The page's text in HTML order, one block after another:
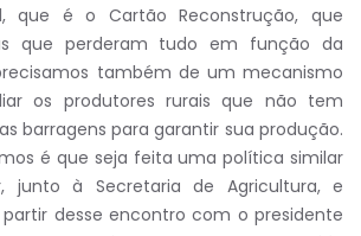
que é o Cartão Reconstrução, que
que perderam tudo em função da
também de um mecanismo
os produtores rurais que não tem
barragens para garantir sua produção.
é que seja feita uma política similar
junto à Secretaria de Agricultura, e
desse encontro com o presidente